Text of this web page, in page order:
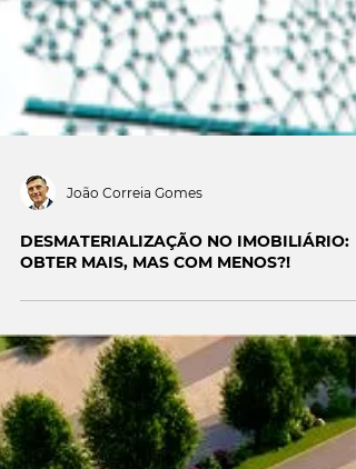
João Correia Gomes
DESMATERIALIZAÇÃO NO IMOBILIÁRIO: